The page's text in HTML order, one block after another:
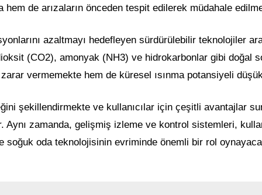
de arızaların önceden tespit edilerek müdahale
azaltmayı hedefleyen sürdürülebilir teknolojiler
(CO2), amonyak (NH3) ve hidrokarbonlar gibi doğal
vermemekte hem de küresel ısınma potansiyeli
şekillendirmekte ve kullanıcılar için çeşitli avantajlar
zamanda, gelişmiş izleme ve kontrol sistemleri,
soğuk oda teknolojisinin evriminde önemli bir rol